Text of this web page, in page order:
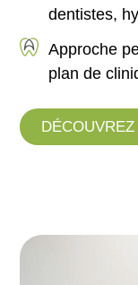
dentistes,
Approche
plan de